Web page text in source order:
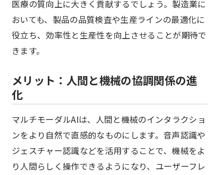
医療の質向上に大きく貢献するでしょう。製造業に
おいても、製品の品質検査や生産ラインの最適化に
役立ち、効率性と生産性を向上させることが期待で
きます。
メリット：人間と機械の協調関係の進
化
マルチモーダルAIは、人間と機械のインタラクショ
ンをより自然で直感的なものにします。音声認識や
ジェスチャー認識などを活用することで、機械をよ
り人間らしく操作できるようになり、ユーザーフレ